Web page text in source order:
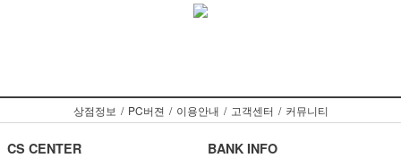
상점정보 / PC버젼 / 이용안내 / 고객센터 / 커뮤니티
CS CENTER BANK INFO